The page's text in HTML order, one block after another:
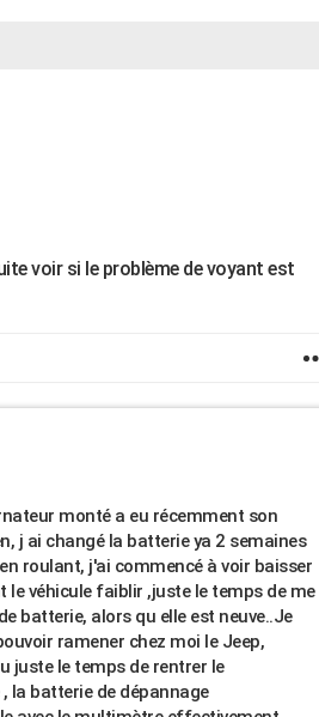
voir si le problème de voyant est
monté a eu récemment son
j ai changé la batterie ya 2 semaines
roulant, j'ai commencé à voir baisser
le véhicule faiblir ,juste le temps de me
batterie, alors qu elle est neuve..Je
ramener chez moi le Jeep,
juste le temps de rentrer le
la batterie de dépannage